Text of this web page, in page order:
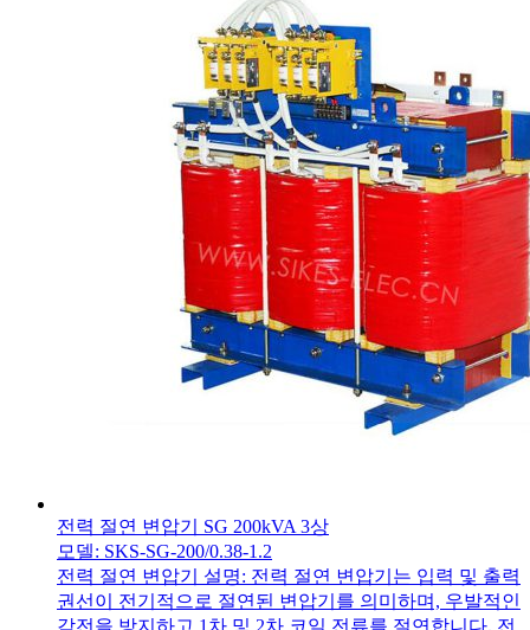
전력 절연 변압기 SG 200kVA 3상
모델: SKS-SG-200/0.38-1.2
전력 절연 변압기 설명: 전력 절연 변압기는 입력 및 출력
권선이 전기적으로 절연된 변압기를 의미하며, 우발적인
감전을 방지하고 1차 및 2차 코일 전류를 절연합니다. 전